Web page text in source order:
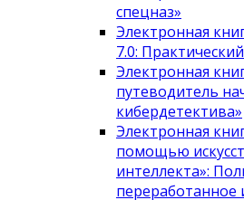
спецназ»
Электронная
7.0:
Электронная
путеводитель
кибердетектива»
Электронная
помощью
интеллекта»:
переработанное